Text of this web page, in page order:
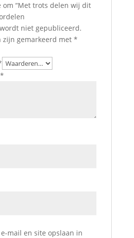
om “Met trots delen wij dit
niet gepubliceerd.
zijn gemarkeerd met *
*
mail en site opslaan in